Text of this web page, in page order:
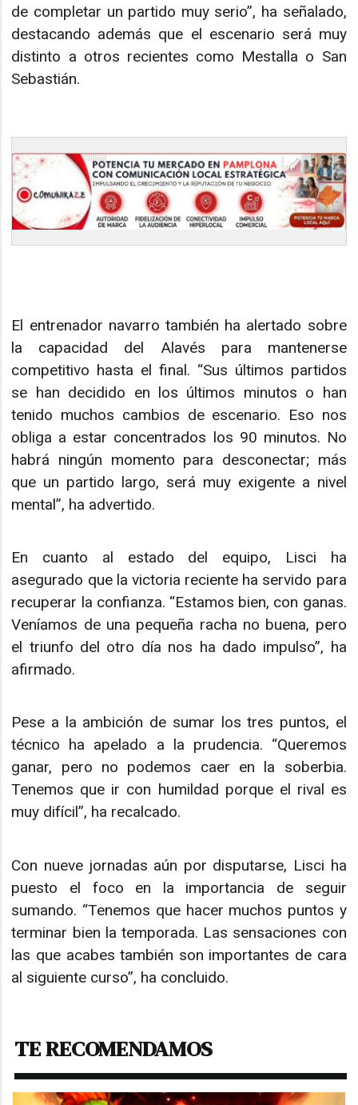
de completar un partido muy serio”, ha señalado,
destacando además que el escenario será muy
distinto a otros recientes como Mestalla o San
Sebastián.
El entrenador navarro también ha alertado sobre
la capacidad del Alavés para mantenerse
competitivo hasta el final. “Sus últimos partidos
se han decidido en los últimos minutos o han
tenido muchos cambios de escenario. Eso nos
obliga a estar concentrados los 90 minutos. No
habrá ningún momento para desconectar; más
que un partido largo, será muy exigente a nivel
mental”, ha advertido.
En cuanto al estado del equipo, Lisci ha
asegurado que la victoria reciente ha servido para
recuperar la confianza. “Estamos bien, con ganas.
Veníamos de una pequeña racha no buena, pero
el triunfo del otro día nos ha dado impulso”, ha
afirmado.
Pese a la ambición de sumar los tres puntos, el
técnico ha apelado a la prudencia. “Queremos
ganar, pero no podemos caer en la soberbia.
Tenemos que ir con humildad porque el rival es
muy difícil”, ha recalcado.
Con nueve jornadas aún por disputarse, Lisci ha
puesto el foco en la importancia de seguir
sumando. “Tenemos que hacer muchos puntos y
terminar bien la temporada. Las sensaciones con
las que acabes también son importantes de cara
al siguiente curso”, ha concluido.
TE RECOMENDAMOS